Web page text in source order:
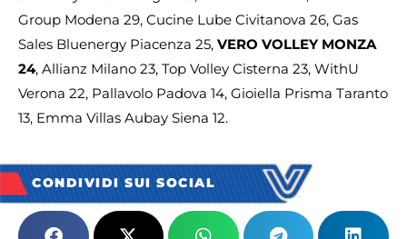
Group Modena 29, Cucine Lube Civitanova 26, Gas
Sales Bluenergy Piacenza 25, VERO VOLLEY MONZA
24, Allianz Milano 23, Top Volley Cisterna 23, WithU
Verona 22, Pallavolo Padova 14, Gioiella Prisma Taranto
13, Emma Villas Aubay Siena 12.
CONDIVIDI SUI SOCIAL